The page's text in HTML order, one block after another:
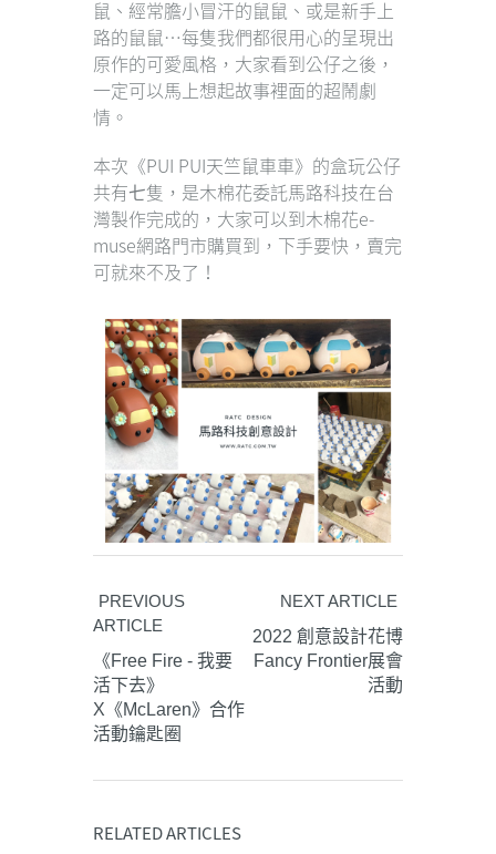
鼠、經常膽小冒汗的鼠鼠、或是新手上
路的鼠鼠…每隻我們都很用心的呈現出
原作的可愛風格，大家看到公仔之後，
一定可以馬上想起故事裡面的超鬧劇
情。
本次《PUI PUI天竺鼠車車》的盒玩公仔
共有七隻，是木棉花委託馬路科技在台
灣製作完成的，大家可以到木棉花e-
muse網路門市購買到，下手要快，賣完
可就來不及了！
PREVIOUS
ARTICLE
《Free Fire - 我要
活下去》
X《McLaren》合作
活動鑰匙圈
NEXT ARTICLE
2022 創意設計花博
Fancy Frontier展會
活動
RELATED ARTICLES